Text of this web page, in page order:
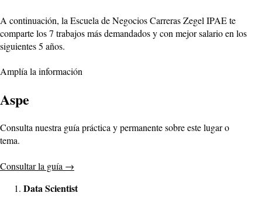
A continuación, la Escuela de Negocios Carreras Zegel IPAE te
comparte los 7 trabajos más demandados y con mejor salario en los
siguientes 5 años.
Amplía la información
Aspe
Consulta nuestra guía práctica y permanente sobre este lugar o
tema.
Consultar la guía →
Data Scientist